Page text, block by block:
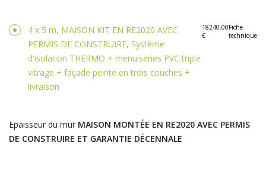
4 x 5 m, MAISON KIT EN RE2020 AVEC
PERMIS DE CONSTRUIRE, Système
d'isolation THERMO + menuiseries PVC triple
vitrage + façade peinte en trois couches +
livraison
18240.00
€
Fiche
technique
Epaisseur du mur MAISON MONTÉE EN RE2020 AVEC PERMIS
DE CONSTRUIRE ET GARANTIE DÉCENNALE